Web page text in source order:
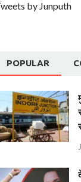
by Junputh
POPULAR